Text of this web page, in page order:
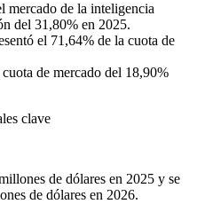
mercado de la inteligencia
del 31,80% en 2025.
el 71,64% de la cuota de
de mercado del 18,90%
clave
de dólares en 2025 y se
de dólares en 2026.